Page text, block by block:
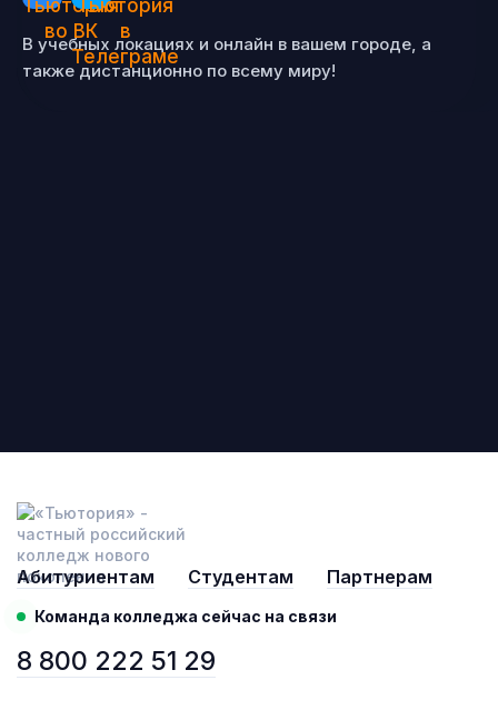
В учебных локациях и онлайн в вашем городе, а
также дистанционно по всему миру!
Абитуриентам Студентам Партнерам
Команда колледжа сейчас на связи
8 800 222 51 29